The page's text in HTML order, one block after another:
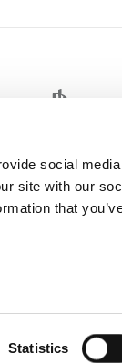
social
site with our
that
Statistics
in